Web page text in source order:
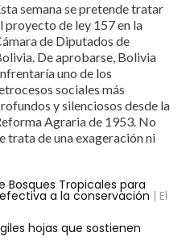
semana se pretende tratar
proyecto de ley 157 en la
de Diputados de
De aprobarse, Bolivia
uno de los
sociales más
y silenciosos desde la
Agraria de 1953. No
trata de una exageración ni
Bosques Tropicales para
a la conservación | El
hojas que sostienen